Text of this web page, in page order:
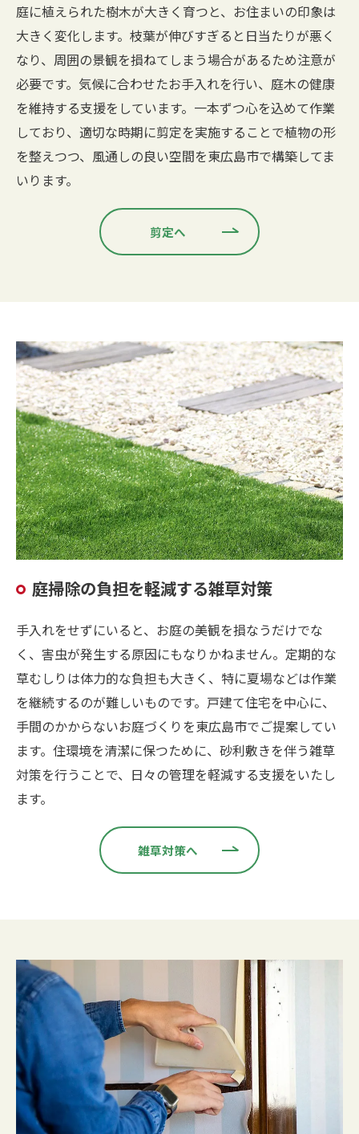
庭に植えられた樹木が大きく育つと、お住まいの印象は
大きく変化します。枝葉が伸びすぎると日当たりが悪く
なり、周囲の景観を損ねてしまう場合があるため注意が
必要です。気候に合わせたお手入れを行い、庭木の健康
を維持する支援をしています。一本ずつ心を込めて作業
しており、適切な時期に剪定を実施することで植物の形
を整えつつ、風通しの良い空間を東広島市で構築してま
いります。
剪定へ
庭掃除の負担を軽減する雑草対策
手入れをせずにいると、お庭の美観を損なうだけでな
く、害虫が発生する原因にもなりかねません。定期的な
草むしりは体力的な負担も大きく、特に夏場などは作業
を継続するのが難しいものです。戸建て住宅を中心に、
手間のかからないお庭づくりを東広島市でご提案してい
ます。住環境を清潔に保つために、砂利敷きを伴う雑草
対策を行うことで、日々の管理を軽減する支援をいたし
ます。
雑草対策へ